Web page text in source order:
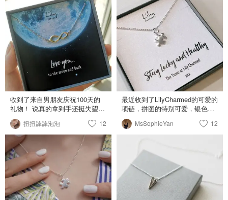
前，在君君这里折扣超级好哦！
👉🏿DEALMOON20👈🏿
而像我基本上所有首饰都是金色
的，所以买回金色/玫瑰金。只要
稍微注意一点每天洗澡取下来，
持久保色也木有问题❤ 大促折扣
码 DEALMOON20 大家快去冲冲
收到了来自男朋友庆祝100天的
礼物！ 说真的拿到手还挺失望的
吧 不是因为礼物选不好！那句
love you to the moon and back
真的太经典了！！！是因为质量
真的不太行 带着下了一次海，就
变色了 让我觉得40来磅花的一点
也不值，我知道肯定会变色，但
是就下一次海也太夸装了吧！ 但
是大海真的是拥有让人心情放松
的魔力❤️
扭扭舔舔泡泡 12
最近收到了LilyCharmed的可爱的
项链，拼图的特别可爱，银色的
戴着很小巧，也很美丽。 7月9
日-7月12日使用优惠码
【DEALMOON50】可以半价，
别适合戴这个项链！
MsSophieYan 12